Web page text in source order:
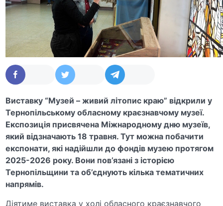
Виставку “Музей – живий літопис краю” відкрили у
Тернопільському обласному краєзнавчому музеї.
Експозиція присвячена Міжнародному дню музеїв,
який відзначають 18 травня. Тут можна побачити
експонати, які надійшли до фондів музею протягом
2025-2026 року. Вони пов’язані з історією
Тернопільщини та об’єднують кілька тематичних
напрямів.
Діятиме виставка у холі обласного краєзнавчого